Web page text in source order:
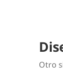
Otro